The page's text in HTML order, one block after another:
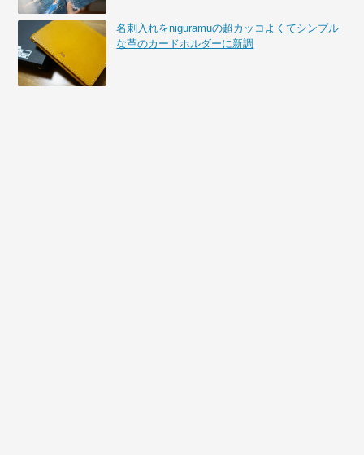
名刺入れをniguramuの超カッコよくてシンプル
な革のカードホルダーに新調